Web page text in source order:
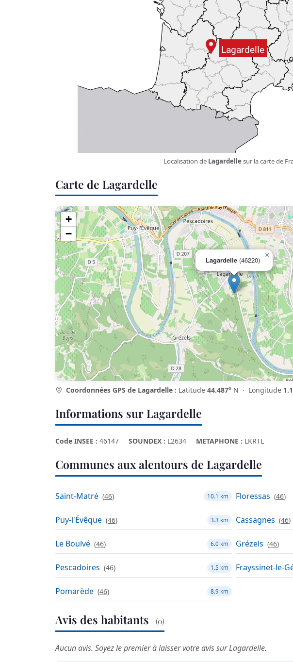
Localisation de Lagardellesur la carte de
Carte de Lagardelle
Lagardelle (46220)
×
+
−
Coordonnées GPS de Lagardelle : Latitude 44.487° N · Longitude
Informations sur Lagardelle
Code INSEE : 46147 SOUNDEX : L2634 METAPHONE : LKRTL
Communes aux alentours de Lagardelle
Saint-Matré (46) 10.1 km Floressas (46)
Puy-l'Évêque (46) 3.3 km Cassagnes (46)
Le Boulvé (46) 6.0 km Grézels (46)
Pescadoires (46) 1.5 km Frayssinet-le-
Pomarède (46) 8.9 km
Avis des habitants (0)
Aucun avis. Soyez le premier à laisser votre avis sur Lagardelle.